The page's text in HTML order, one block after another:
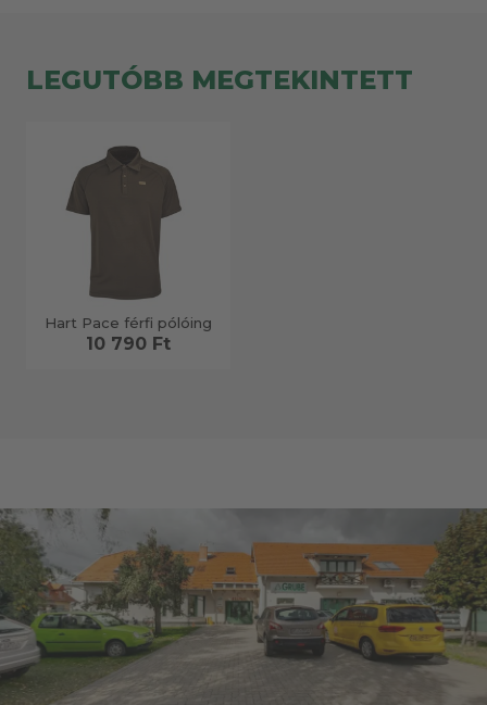
LEGUTÓBB MEGTEKINTETT
Hart Pace férfi pólóing
10 790 Ft